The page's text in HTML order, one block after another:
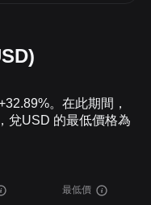
。在此期間，
兌USD 的最低價格為
最低價